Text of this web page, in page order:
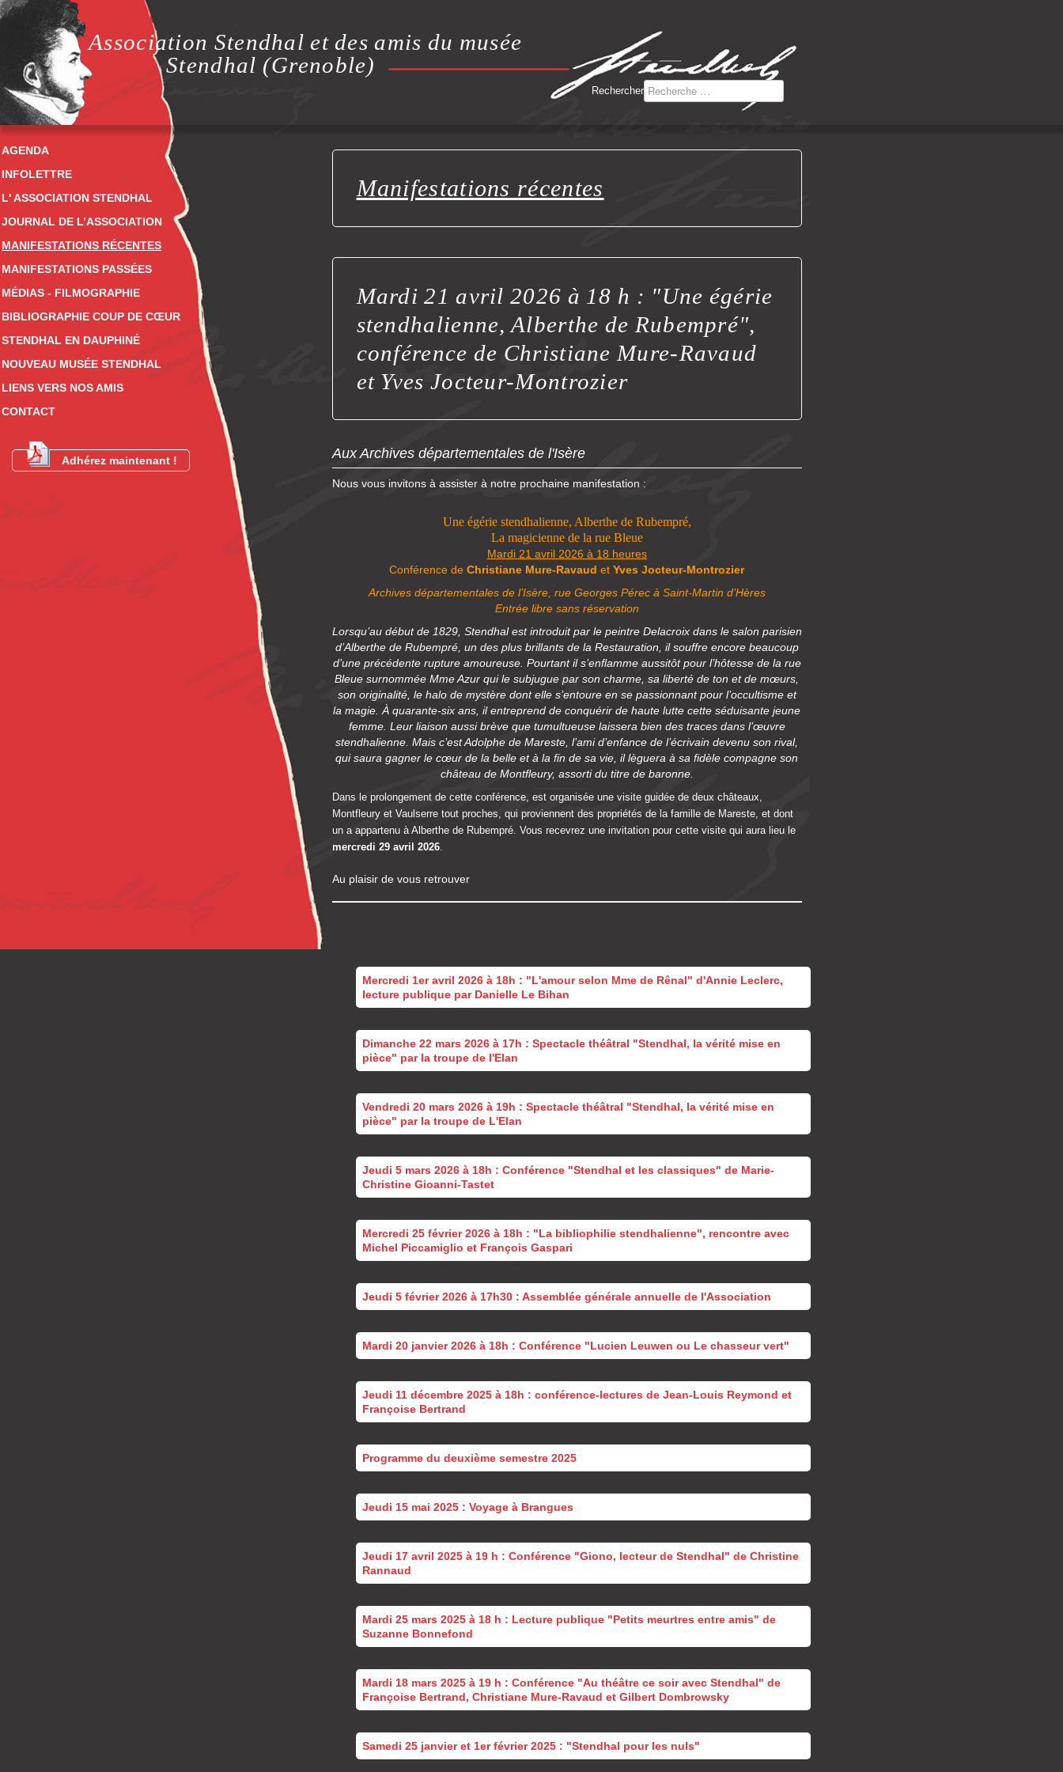
Association Stendhal et des amis du musée
Stendhal (Grenoble)
Rechercher
AGENDA
INFOLETTRE
L' ASSOCIATION STENDHAL
JOURNAL DE L’ASSOCIATION
MANIFESTATIONS RÉCENTES
MANIFESTATIONS PASSÉES
MÉDIAS - FILMOGRAPHIE
BIBLIOGRAPHIE COUP DE CŒUR
STENDHAL EN DAUPHINÉ
NOUVEAU MUSÉE STENDHAL
LIENS VERS NOS AMIS
CONTACT
Adhérez maintenant !
Manifestations récentes
Mardi 21 avril 2026 à 18 h : "Une égérie
stendhalienne, Alberthe de Rubempré",
conférence de Christiane Mure-Ravaud
et Yves Jocteur-Montrozier
Aux Archives départementales de l'Isère
Nous vous invitons à assister à notre prochaine manifestation :
Une égérie stendhalienne, Alberthe de Rubempré,
La magicienne de la rue Bleue
Mardi 21 avril 2026 à 18 heures
Conférence deChristiane Mure-Ravaud etYves Jocteur-Montrozier
Archives départementales de l’Isère, rue Georges Pérec à Saint-Martin d’Hères
Entrée libre sans réservation
Lorsqu’au début de 1829, Stendhal est introduit par le peintre Delacroix dans le salon parisien
d’Alberthe de Rubempré, un des plus brillants de la Restauration, il souffre encore beaucoup
d’une précédente rupture amoureuse. Pourtant il s’enflamme aussitôt pour l’hôtesse de la rue
Bleue surnommée Mme Azur qui le subjugue par son charme, sa liberté de ton et de mœurs,
son originalité, le halo de mystère dont elle s’entoure en se passionnant pour l’occultisme et
la magie. À quarante-six ans, il entreprend de conquérir de haute lutte cette séduisante jeune
femme. Leur liaison aussi brève que tumultueuse laissera bien des traces dans l’œuvre
stendhalienne. Mais c’est Adolphe de Mareste, l’ami d’enfance de l’écrivain devenu son rival,
qui saura gagner le cœur de la belle et à la fin de sa vie, il lèguera à sa fidèle compagne son
château de Montfleury, assorti du titre de baronne.
Dans le prolongement de cette conférence, est organisée une visite guidée de deux châteaux,
Montfleury et Vaulserre tout proches, qui proviennent des propriétés de la famille de Mareste, et dont
un a appartenu à Alberthe de Rubempré. Vous recevrez une invitation pour cette visite qui aura lieu le
mercredi 29 avril 2026.
Au plaisir de vous retrouver
Mercredi 1er avril 2026 à 18h : "L'amour selon Mme de Rênal" d'Annie Leclerc,
lecture publique par Danielle Le Bihan
Dimanche 22 mars 2026 à 17h : Spectacle théâtral "Stendhal, la vérité mise en
pièce" par la troupe de l'Elan
Vendredi 20 mars 2026 à 19h : Spectacle théâtral "Stendhal, la vérité mise en
pièce" par la troupe de L'Elan
Jeudi 5 mars 2026 à 18h : Conférence "Stendhal et les classiques" de Marie-
Christine Gioanni-Tastet
Mercredi 25 février 2026 à 18h : "La bibliophilie stendhalienne", rencontre avec
Michel Piccamiglio et François Gaspari
Jeudi 5 février 2026 à 17h30 : Assemblée générale annuelle de l'Association
Mardi 20 janvier 2026 à 18h : Conférence "Lucien Leuwen ou Le chasseur vert"
Jeudi 11 décembre 2025 à 18h : conférence-lectures de Jean-Louis Reymond et
Françoise Bertrand
Programme du deuxième semestre 2025
Jeudi 15 mai 2025 : Voyage à Brangues
Jeudi 17 avril 2025 à 19 h : Conférence "Giono, lecteur de Stendhal" de Christine
Rannaud
Mardi 25 mars 2025 à 18 h : Lecture publique "Petits meurtres entre amis" de
Suzanne Bonnefond
Mardi 18 mars 2025 à 19 h : Conférence "Au théâtre ce soir avec Stendhal" de
Françoise Bertrand, Christiane Mure-Ravaud et Gilbert Dombrowsky
Samedi 25 janvier et 1er février 2025 : "Stendhal pour les nuls"